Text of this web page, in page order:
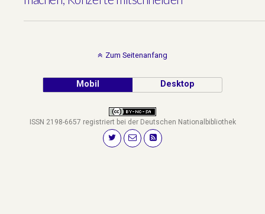
Zum Seitenanfang
Mobil Desktop
ISSN 2198-6657 registriert bei der Deutschen Nationalbibliothek